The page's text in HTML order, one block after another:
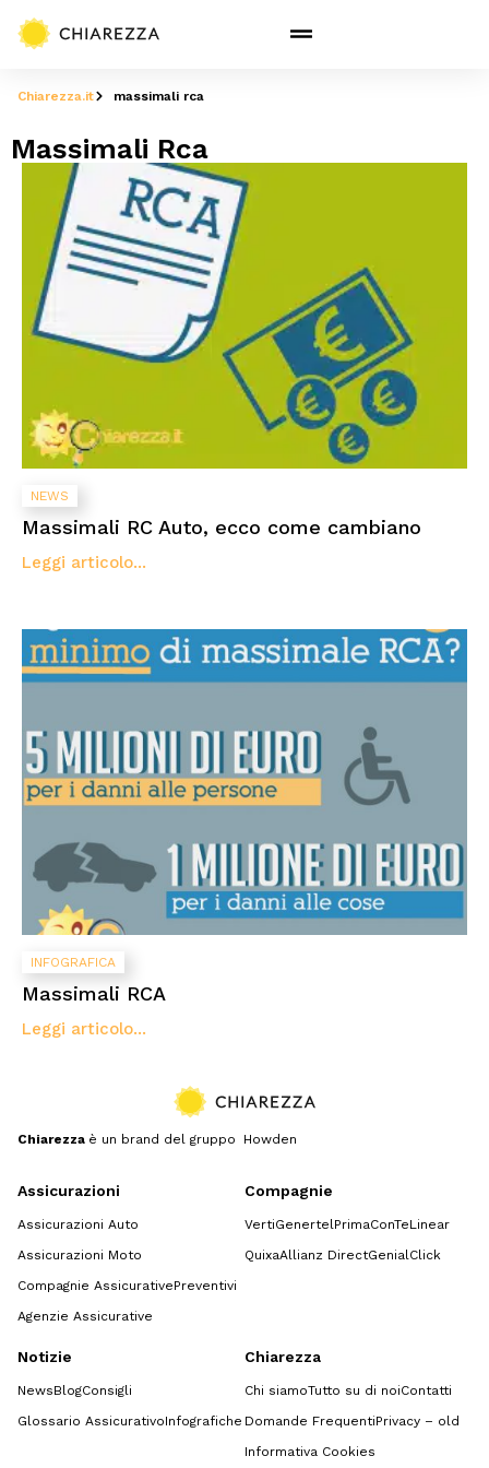
Chiarezza.it massimali rca
Massimali Rca
NEWS
Massimali RC Auto, ecco come cambiano
Leggi articolo...
INFOGRAFICA
Massimali RCA
Leggi articolo...
Chiarezza è un brand del gruppo Howden
Assicurazioni
Assicurazioni Auto
Assicurazioni Moto
Compagnie AssicurativePreventivi
Agenzie Assicurative
Compagnie
VertiGenertel PrimaConTeLinear
QuixaAllianz DirectGenialClick
Notizie
NewsBlogConsigli
Glossario AssicurativoInfografiche
Chiarezza
Chi siamoTutto su di noiContatti
Domande FrequentiPrivacy – old
Informativa Cookies